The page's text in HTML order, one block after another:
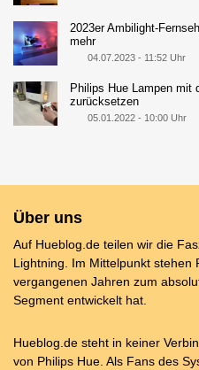
2023er Ambilight-
mehr
04.07.2023 - 11:52 Uhr
Philips Hue Lampen mit
zurücksetzen
05.01.2022 - 10:00 Uhr
Über uns
Auf Hueblog.de teilen wir die
Lightning. Im Mittelpunkt stehen
vergangenen Jahren zum
Segment entwickelt hat.
Hueblog.de steht in keiner
von Philips Hue. Als Fans des